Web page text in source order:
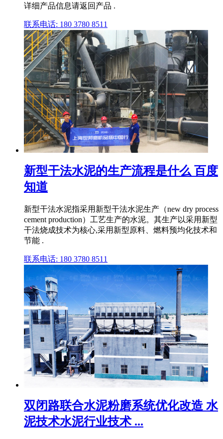
详细产品信息请返回产品 .
联系电话: 180 3780 8511
新型干法水泥的生产流程是什么 百度
知道
新型干法水泥指采用新型干法水泥生产（new dry process
cement production）工艺生产的水泥。其生产以采用新型
干法烧成技术为核心,采用新型原料、燃料预均化技术和
节能 .
联系电话: 180 3780 8511
双闭路联合水泥粉磨系统优化改造 水
泥技术水泥行业技术 ...